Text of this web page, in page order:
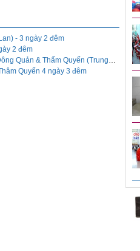
- 3 ngày 2 đêm
2 đêm
» Golf tour Mission Hills Đông Quản & Thẩm Quyến (Trung Quốc) 3 ngày 2 đêm
Quyến 4 ngày 3 đêm
Dịch vụ tặng quà Noel tại
Hưng Yên